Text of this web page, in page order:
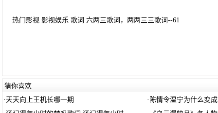
热门影视 影视娱乐 歌词 六两三歌词，两两三三歌词--61
猜你喜欢
· 天天向上王机长哪一期 · 陈情令温宁为什么变